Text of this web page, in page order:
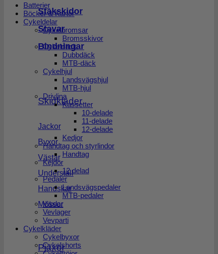
Stakskidor
Stavar
Bindningar
Skidkläder
Jackor
Byxor
Västar
Underställ
Handskar
Mössor
Pjäxor
Batterier
Böcker & Kartor
Cykeldelar
Cykelbromsar
Bromsskivor
Cykeldäck
Dubbdäck
MTB-däck
Cykelhjul
Landsvägshjul
MTB-hjul
Drivlina
Kassetter
10-delade
11-delade
12-delade
Kedjor
Handtag och styrlindor
Handtag
Kejdor
12 delad
Pedaler
Landsvägspedaler
MTB-pedaler
Växlar
Vevlager
Vevparti
Cykelkläder
Cykelbyxor
Cykelshorts